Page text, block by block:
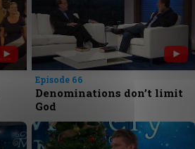
Episode 66
Denominations don’t limit
God